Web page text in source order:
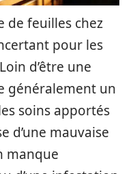
de feuilles chez
pour les
d’être une
généralement un
soins apportés
d’une mauvaise
manque